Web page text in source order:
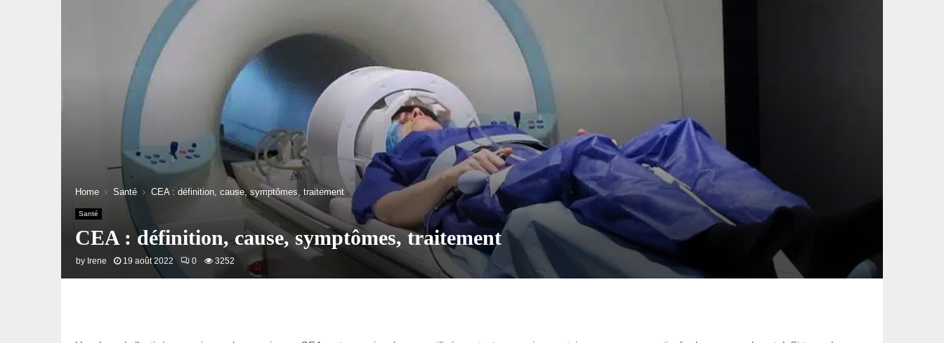
Home Santé CEA : définition, cause, symptômes, traitement
Santé
CEA : définition, cause, symptômes, traitement
by Irene 19 août 2022 0 3252